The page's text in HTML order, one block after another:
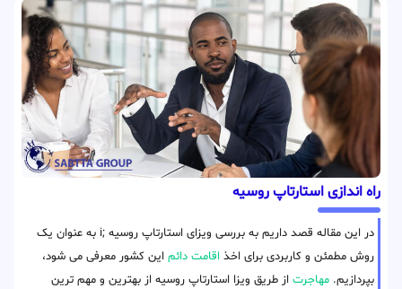
راه اندازی استارتاپ روسیه
در این مقاله قصد داریم به بررسی ویزای استارتاپ روسیه ;i به عنوان یک
روش مطمئن و کاربردی برای اخذ اقامت دائم این کشور معرفی می شود،
بپردازیم. مهاجرت از طریق ویزا استارتاپ روسیه از بهترین و مهم ترین